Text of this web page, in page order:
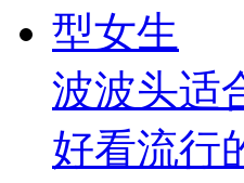
波波头适
好看流行